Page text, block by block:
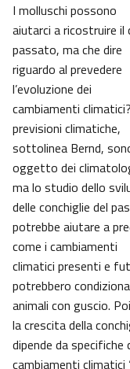
I molluschi possono
aiutarci a ricostruire il
passato, ma che dire
riguardo al prevedere
l’evoluzione dei
cambiamenti
previsioni climatiche,
sottolinea Bernd,
oggetto dei
ma lo studio dello
delle conchiglie del
potrebbe aiutare a
come i cambiamenti
climatici presenti e
potrebbero
animali con guscio.
la crescita della
dipende da specifiche
cambiamenti